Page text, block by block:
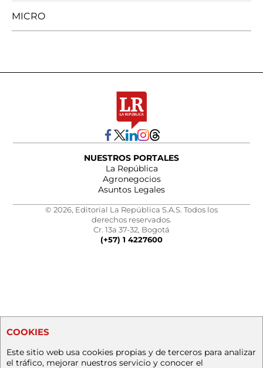
MICRO
NUESTROS PORTALES
La República
Agronegocios
Asuntos Legales
© 2026, Editorial La República S.A.S. Todos los
derechos reservados.
Cr. 13a 37-32, Bogotá
(+57) 1 4227600
COOKIES
Este sitio web usa cookies propias y de terceros para analizar
el tráfico, mejorar nuestros servicio y conocer el